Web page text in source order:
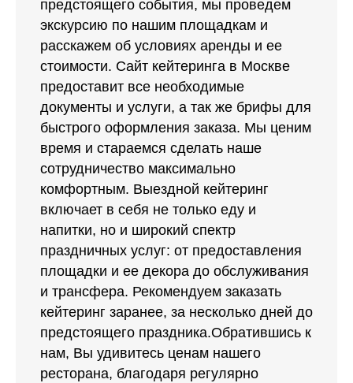
экскурсию по нашим площадкам и
расскажем об условиях аренды и ее
стоимости. Сайт кейтеринга в Москве
предоставит все необходимые
документы и услуги, а так же брифы для
быстрого оформления заказа. Мы ценим
время и стараемся сделать наше
сотрудничество максимально
комфортным. Выездной кейтеринг
включает в себя не только еду и
напитки, но и широкий спектр
праздничных услуг: от предоставления
площадки и ее декора до обслуживания
и трансфера. Рекомендуем заказать
кейтеринг заранее, за несколько дней до
предстоящего праздника.Обратившись к
нам, Вы удивитесь ценам нашего
ресторана, благодаря регулярно
проводимым акциям и летне-осенний